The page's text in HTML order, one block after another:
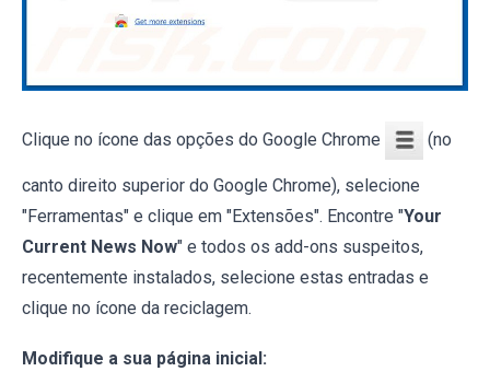
Clique no ícone das opções do Google Chrome (no
canto direito superior do Google Chrome), selecione
"Ferramentas" e clique em "Extensões". Encontre "Your
Current News Now" e todos os add-ons suspeitos,
recentemente instalados, selecione estas entradas e
clique no ícone da reciclagem.
Modifique a sua página inicial: